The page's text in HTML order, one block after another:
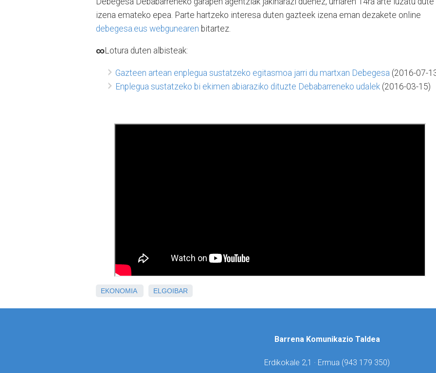
izena emateko epea. Parte hartzeko interesa duten gazteek izena eman dezakete online
debegesa.eus webgunearen bitartez.
∞Lotura duten albisteak:
Gazteen artean enplegua sustatzeko egitasmoa jarri du martxan Debegesa (2016-07-
Enplegua sustatzeko bi ekimen abiaraziko dituzte Debabarreneko udalek (2016-03-15)
EKONOMIA ELGOIBAR
Barrena Komunikazio Taldea
Erdikokale 2,1 · Ermua (943 179 350)